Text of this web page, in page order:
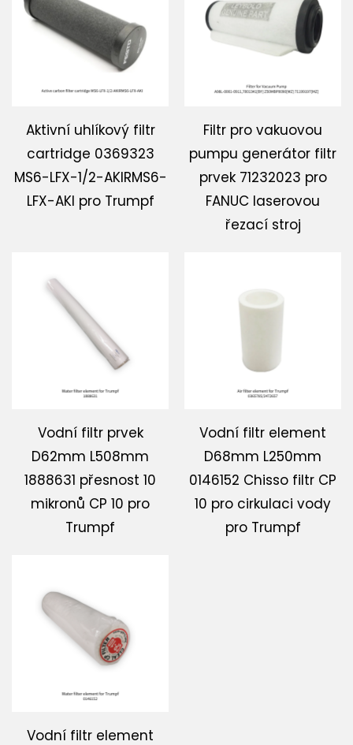
Stáhnout
Kontaktujte nás
Aktivní uhlíkový filtr
cartridge 0369323
MS6-LFX-1/2-AKIRMS6-
LFX-AKI pro Trumpf
Filtr pro vakuovou
pumpu generátor filtr
prvek 71232023 pro
FANUC laserovou
řezací stroj
Vodní filtr prvek
D62mm L508mm
1888631 přesnost 10
mikronů CP 10 pro
Trumpf
Vodní filtr element
D68mm L250mm
0146152 Chisso filtr CP
10 pro cirkulaci vody
pro Trumpf
Vodní filtr element